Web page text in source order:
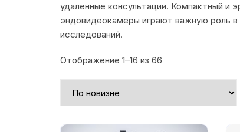
удаленные консультации. Компактный и
эндовидеокамеры играют важную роль в
исследований.
Отображение 1–16 из 66